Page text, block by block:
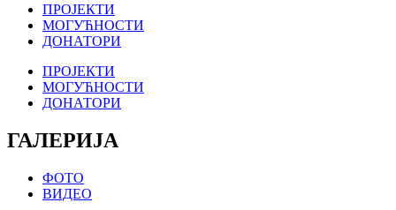
ПРОЈЕКТИ
МОГУЋНОСТИ
ДОНАТОРИ
ПРОЈЕКТИ
МОГУЋНОСТИ
ДОНАТОРИ
ГАЛЕРИЈА
ФОТО
ВИДЕО